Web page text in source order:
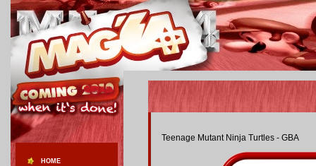
HOME
Teenage Mutant Ninja Turtles - GBA